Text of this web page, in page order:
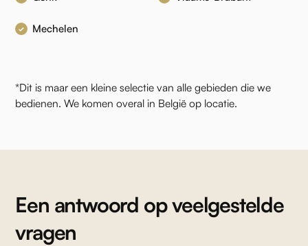
Mechelen
*Dit is maar een kleine selectie van alle gebieden die we
bedienen. We komen overal in België op locatie.
Een antwoord op veelgestelde
vragen